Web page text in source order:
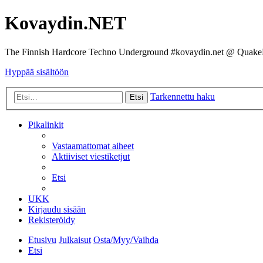
Kovaydin.NET
The Finnish Hardcore Techno Underground #kovaydin.net @
Hyppää sisältöön
Etsi Tarkennettu haku
Pikalinkit
Vastaamattomat aiheet
Aktiiviset viestiketjut
Etsi
UKK
Kirjaudu sisään
Rekisteröidy
Etusivu Julkaisut Osta/Myy/Vaihda
Etsi